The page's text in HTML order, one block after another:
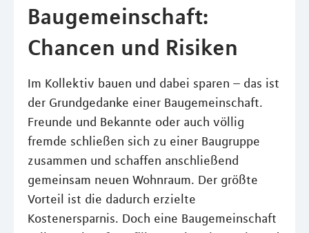
Baugemeinschaft:
Chancen und Risiken
Im Kollektiv bauen und dabei sparen – das ist
der Grundgedanke einer Baugemeinschaft.
Freunde und Bekannte oder auch völlig
fremde schließen sich zu einer Baugruppe
zusammen und schaffen anschließend
gemeinsam neuen Wohnraum. Der größte
Vorteil ist die dadurch erzielte
Kostenersparnis. Doch eine Baugemeinschaft